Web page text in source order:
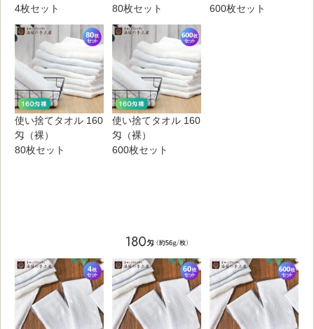
4枚セット
80枚セット
600枚セット
使い捨てタオル 160
匁（裸）
80枚セット
使い捨てタオル 160
匁（裸）
600枚セット